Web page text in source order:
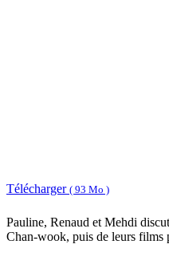
Télécharger ( 93 Mo )
Pauline, Renaud et Mehdi
Chan-wook, puis de leurs films